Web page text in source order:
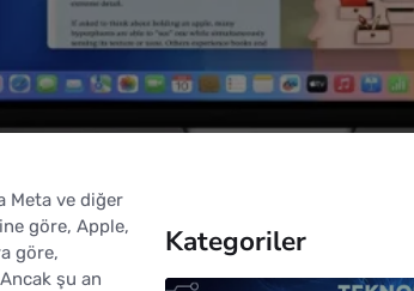
Meta ve diğer
göre, Apple,
göre,
şu an
Kategoriler